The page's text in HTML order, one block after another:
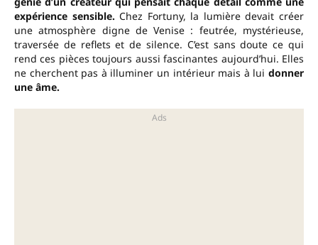
expérience sensible. Chez Fortuny, la lumière devait créer
une atmosphère digne de Venise : feutrée, mystérieuse,
traversée de reflets et de silence. C’est sans doute ce qui
rend ces pièces toujours aussi fascinantes aujourd’hui. Elles
ne cherchent pas à illuminer un intérieur mais à lui donner
une âme.